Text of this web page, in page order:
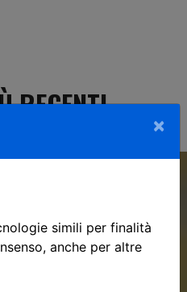
RECENTI
×
simili per finalità
anche per altre